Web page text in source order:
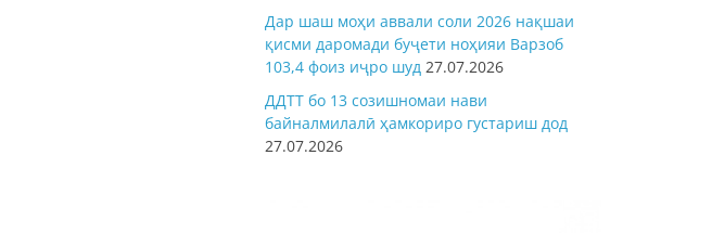
Дар шаш моҳи аввали соли 2026 нақшаи
қисми даромади буҷети ноҳияи Варзоб
103,4 фоиз иҷро шуд 27.07.2026
ДДТТ бо 13 созишномаи нави
байналмилалӣ ҳамкориро густариш дод
27.07.2026